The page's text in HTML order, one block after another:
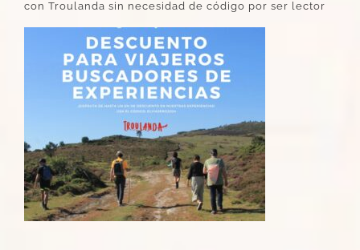
con Troulanda sin necesidad de código por ser lector